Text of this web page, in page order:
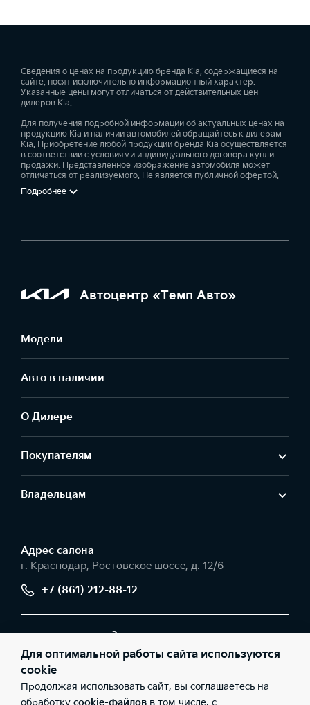
Сведения о ценах на продукцию бренда Kia, содержащиеся на
сайте, носят исключительно информационный характер.
Указанные цены могут отличаться от действительных цен
дилеров Kia.
Для получения подробной информации об актуальных ценах на
продукцию Kia и наличии автомобилей обращайтесь к дилерам
Kia. Приобретение любой продукции бренда Kia осуществляется
в соответствии с условиями индивидуального договора купли-
продажи. Представленное изображение автомобиля может
отличаться от реализуемого. Не является публичной офертой.
Подробнее
Автоцентр «Темп Авто»
Модели
Авто в наличии
О Дилере
Покупателям
Владельцам
Адрес салонa
г. Краснодар, Ростовское шоссе, д. 12/6
+7 (861) 212-88-12
Заказать звонок
© 2026 Юридические лица ООО «Темп Авто К» (Фактический
адрес: г. Краснодар, Ростовское шоссе, д. 12/6; Телефон: +7 (861)
Для оптимальной работы сайта используются
cookie
Продолжая использовать сайт, вы соглашаетесь на
обработку cookie-файлов в том числе, с